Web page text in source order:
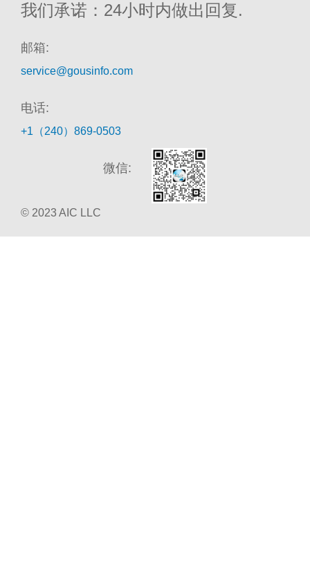
我们承诺：24小时内做出回复.
邮箱:
service@gousinfo.com
电话:
+1（240）869-0503
微信:
© 2023 AIC LLC